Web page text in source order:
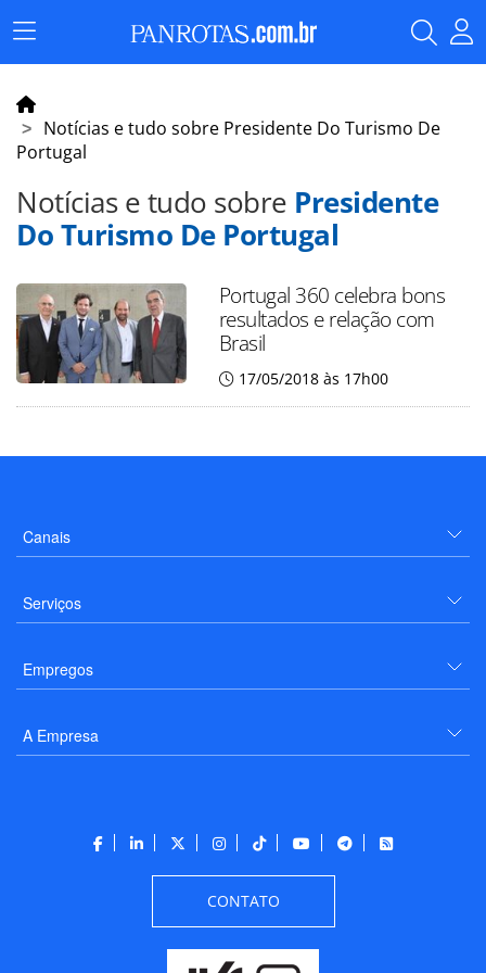
Menu
Principal
Notícias e tudo sobre Presidente Do Turismo De
Portugal
Notícias e tudo sobre Presidente
Do Turismo De Portugal
Portugal 360 celebra bons
resultados e relação com
Brasil
17/05/2018 às 17h00
Canais
Serviços
Empregos
A Empresa
CONTATO